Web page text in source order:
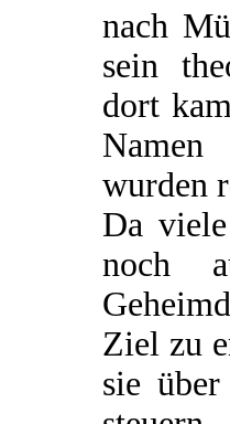
nach
sein
dort
Namen
wurden
Da
noch
Ziel zu
sie